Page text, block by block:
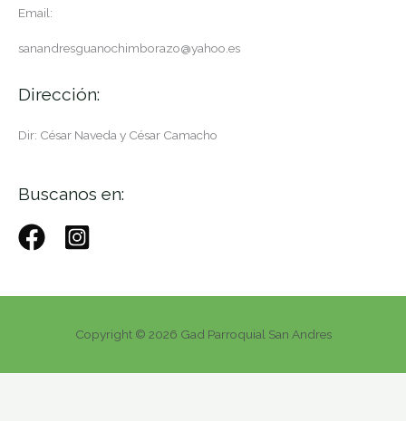
Email:
sanandresguanochimborazo@yahoo.es
Dirección:
Dir: César Naveda y César Camacho
Buscanos en:
Copyright © 2026 Gad Parroquial San Andres